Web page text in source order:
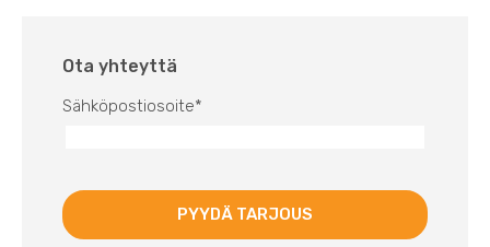
Ota yhteyttä
Sähköpostiosoite*